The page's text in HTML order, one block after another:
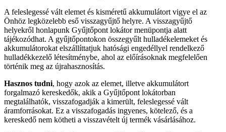
A feleslegessé vált elemet és kisméretű akkumulátort vigye el az
Önhöz legközelebb eső visszagyűjtő helyre. A visszagyűjtő
helyekről honlapunk Gyűjtőpont lokátor menüpontja alatt
tájékozódhat. A gyűjtőpontokon összegyűlt hulladékelemeket és
akkumulátorokat elszállíttatjuk hatósági engedéllyel rendelkező
hulladékkezelő létesítménybe, ahol az előírásoknak megfelelően
történik meg az újrahasznosítás.
Hasznos tudni, hogy azok az elemet, illetve akkumulátort
forgalmazó kereskedők, akik a Gyűjtőpont lokátorban
megtalálhatók, visszafogadják a kimerült, feleslegessé vált
áramforrásokat. Ez a visszafogadás ingyenes, kötelező, és a
kereskedő nem kötheti a visszavételt új termék vásárlásához.